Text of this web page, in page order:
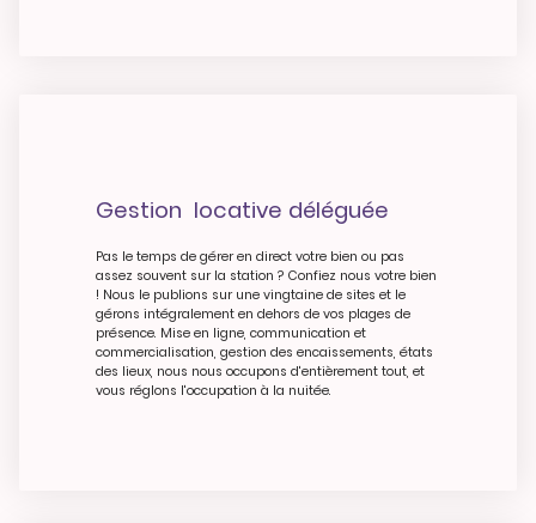
Gestion locative déléguée
Pas le temps de gérer en direct votre bien ou pas
assez souvent sur la station ? Confiez nous votre bien
! Nous le publions sur une vingtaine de sites et le
gérons intégralement en dehors de vos plages de
présence. Mise en ligne, communication et
commercialisation, gestion des encaissements, états
des lieux, nous nous occupons d'entièrement tout, et
vous réglons l'occupation à la nuitée.